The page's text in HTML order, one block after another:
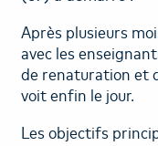
Après plusieurs
avec les
de renaturation et
voit enfin le jour.
Les objectifs